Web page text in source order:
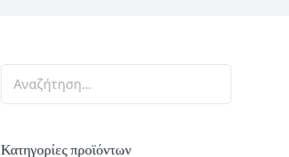
Κατηγορίες προϊόντων